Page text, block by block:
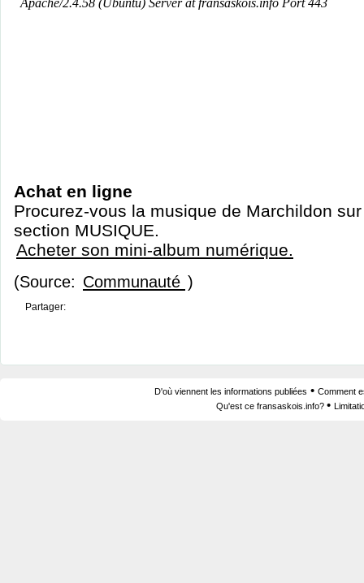
Achat en ligne
Procurez-vous la musique de Marchildon
section MUSIQUE.
Acheter son mini-album numérique.
(Source: Communauté )
Partager:
D'où viennent les informations publiées • Comment
Qu'est ce fransaskois.info? •